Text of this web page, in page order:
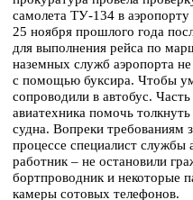
самолета ТУ-134 в
25 ноября прошлого года
для выполнения рейса по
наземных служб аэропорта
с помощью буксира. Чтобы
сопроводили в автобус.
авиатехника помочь
судна. Вопреки требованиям
процессе специалист
работник – не остановили
бортпроводник и некоторые
камеры сотовых телефонов.